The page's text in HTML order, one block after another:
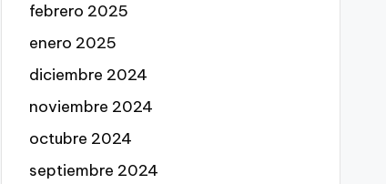
febrero 2025
enero 2025
diciembre 2024
noviembre 2024
octubre 2024
septiembre 2024